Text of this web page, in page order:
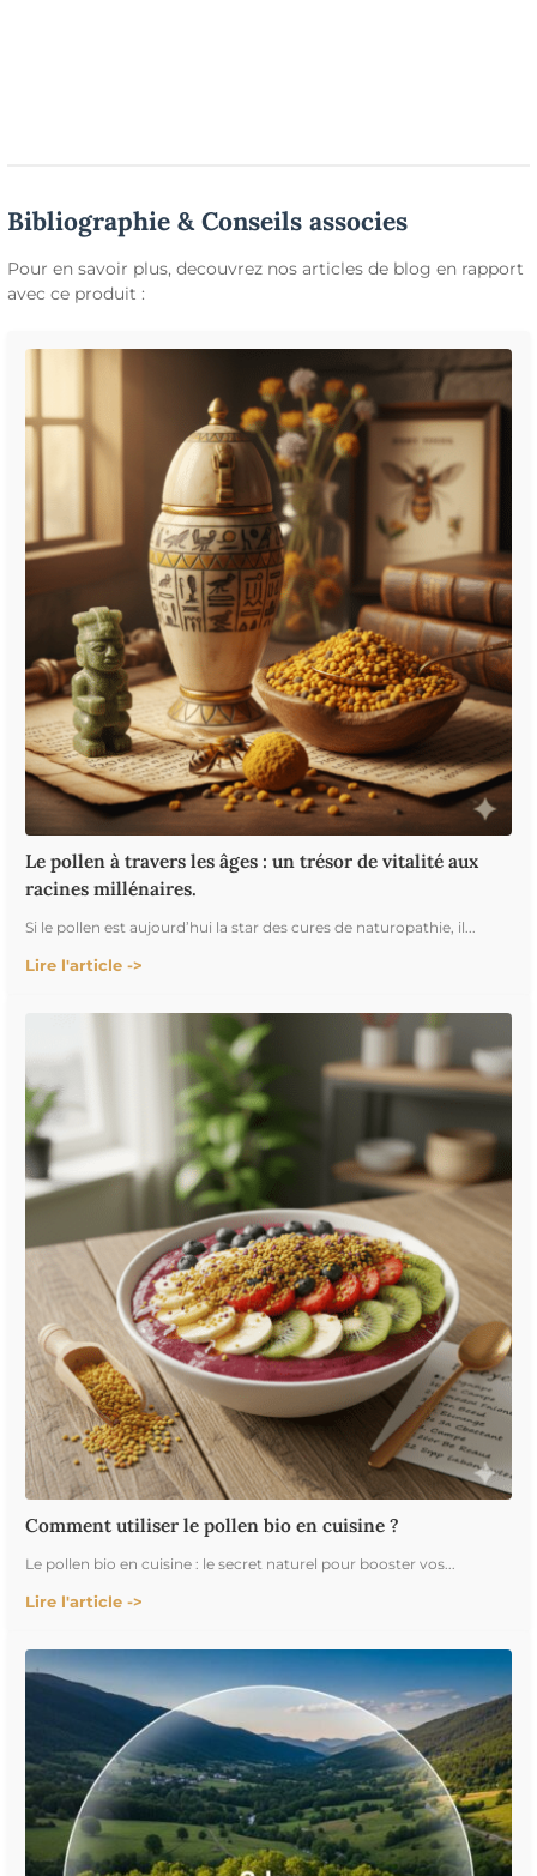
Bibliographie & Conseils associes
Pour en savoir plus, decouvrez nos articles de blog en rapport
avec ce produit :
Le pollen à travers les âges : un trésor de vitalité aux
racines millénaires.
Si le pollen est aujourd’hui la star des cures de naturopathie, il...
Lire l'article ->
Comment utiliser le pollen bio en cuisine ?
Le pollen bio en cuisine : le secret naturel pour booster vos...
Lire l'article ->